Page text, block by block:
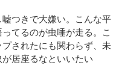
つきで大嫌い。こんな平
てるのが虫唾が走る。こ
されたにも関わらず、未
居座るなといいたい